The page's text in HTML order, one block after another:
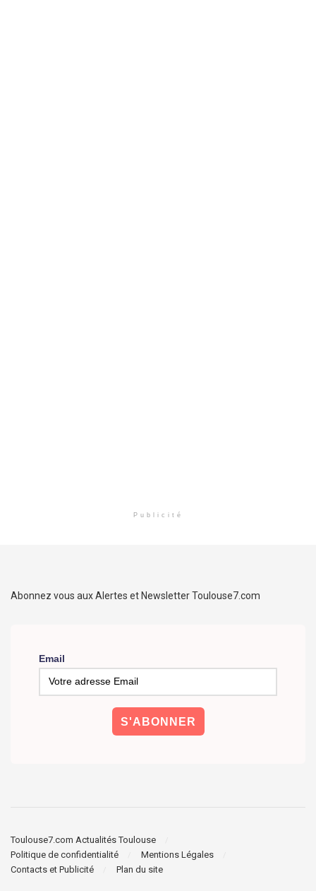
Publicité
Abonnez vous aux Alertes et Newsletter Toulouse7.com
Email
Toulouse7.com Actualités Toulouse
Politique de confidentialité
Mentions Légales
Contacts et Publicité
Plan du site